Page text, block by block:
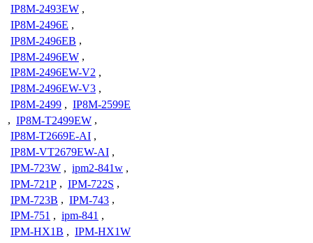
IP8M-2493EW ,
IP8M-2496E ,
IP8M-2496EB ,
IP8M-2496EW ,
IP8M-2496EW-V2 ,
IP8M-2496EW-V3 ,
IP8M-2499 , IP8M-2599E
, IP8M-T2499EW ,
IP8M-T2669E-AI ,
IP8M-VT2679EW-AI ,
IPM-723W , ipm2-841w ,
IPM-721P , IPM-722S ,
IPM-723B , IPM-743 ,
IPM-751 , ipm-841 ,
IPM-HX1B , IPM-HX1W